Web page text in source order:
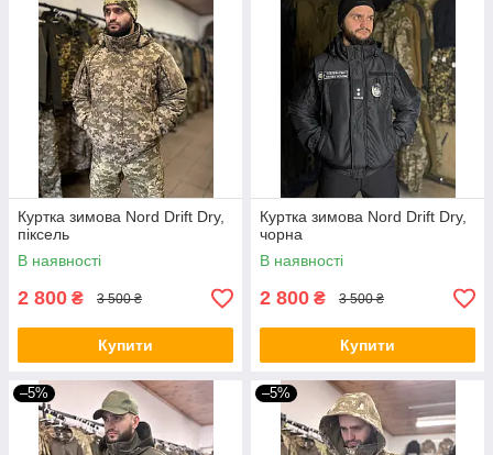
Куртка зимова Nord Drift Dry,
піксель
В наявності
2 800 ₴ 3 500 ₴
Купити
Куртка зимова Nord Drift Dry,
чорна
В наявності
2 800 ₴ 3 500 ₴
Купити
–5% –5%